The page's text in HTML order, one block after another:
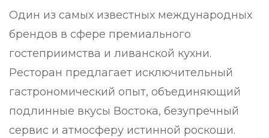
Один из самых известных международных
брендов в сфере премиального
гостеприимства и ливанской кухни.
Ресторан предлагает исключительный
гастрономический опыт, объединяющий
подлинные вкусы Востока, безупречный
сервис и атмосферу истинной роскоши.